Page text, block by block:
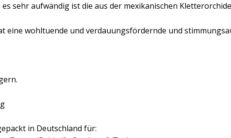
es sehr aufwändig ist die aus der mexikanischen
eine wohltuende und verdauungsfördernde und
in Deutschland für: